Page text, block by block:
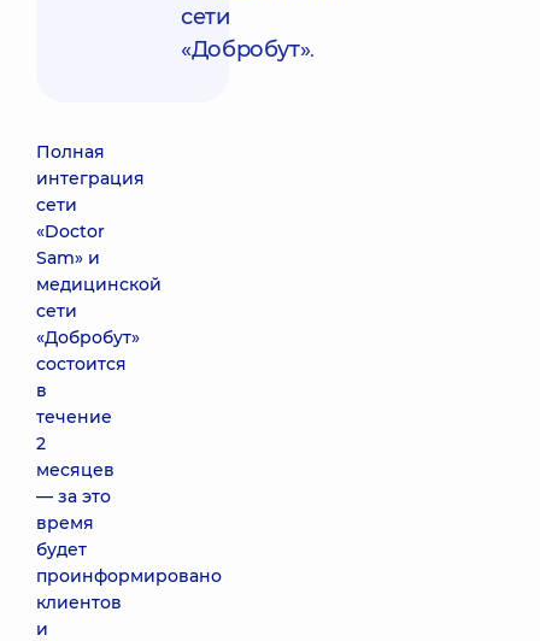
сети
«Добробут».
Полная
интеграция
сети
«Doctor
Sam» и
медицинской
сети
«Добробут»
состоится
в
течение
2
месяцев
— за это
время
будет
проинформировано
клиентов
и